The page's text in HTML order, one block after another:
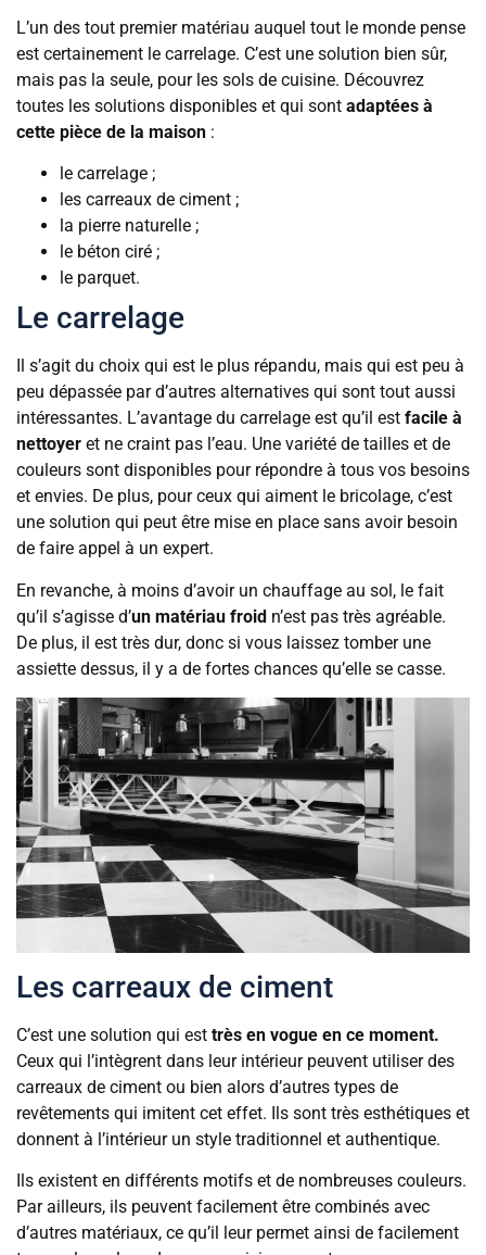
L’un des tout premier matériau auquel tout le monde pense
est certainement le carrelage. C’est une solution bien sûr,
mais pas la seule, pour les sols de cuisine. Découvrez
toutes les solutions disponibles et qui sont adaptées à
cette pièce de la maison :
le carrelage ;
les carreaux de ciment ;
la pierre naturelle ;
le béton ciré ;
le parquet.
Le carrelage
Il s’agit du choix qui est le plus répandu, mais qui est peu à
peu dépassée par d’autres alternatives qui sont tout aussi
intéressantes. L’avantage du carrelage est qu’il est facile à
nettoyer et ne craint pas l’eau. Une variété de tailles et de
couleurs sont disponibles pour répondre à tous vos besoins
et envies. De plus, pour ceux qui aiment le bricolage, c’est
une solution qui peut être mise en place sans avoir besoin
de faire appel à un expert.
En revanche, à moins d’avoir un chauffage au sol, le fait
qu’il s’agisse d’un matériau froid n’est pas très agréable.
De plus, il est très dur, donc si vous laissez tomber une
assiette dessus, il y a de fortes chances qu’elle se casse.
Les carreaux de ciment
C’est une solution qui est très en vogue en ce moment.
Ceux qui l’intègrent dans leur intérieur peuvent utiliser des
carreaux de ciment ou bien alors d’autres types de
revêtements qui imitent cet effet. Ils sont très esthétiques et
donnent à l’intérieur un style traditionnel et authentique.
Ils existent en différents motifs et de nombreuses couleurs.
Par ailleurs, ils peuvent facilement être combinés avec
d’autres matériaux, ce qu’il leur permet ainsi de facilement